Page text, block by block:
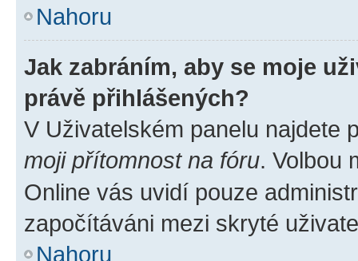
Nahoru
Jak zabráním, aby se moje
právě přihlášených?
V Uživatelském panelu najdete
moji přítomnost na fóru. Volbou
Online vás uvidí pouze
započítáváni mezi skryté
Nahoru